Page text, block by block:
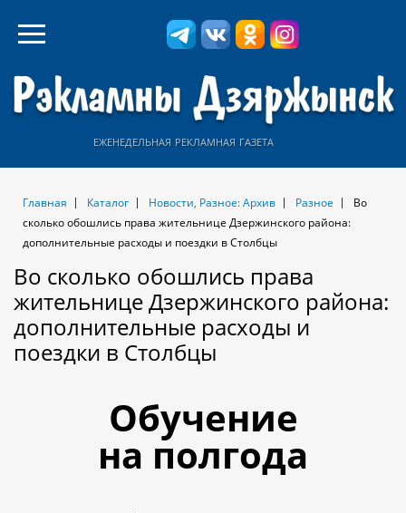
еженедельная рекламная газета
Главная Каталог Новости, Разное: Архив Разное
Во
сколько обошлись права жительнице Дзержинского района:
дополнительные расходы и поездки в Столбцы
Во сколько обошлись права
жительнице Дзержинского района:
дополнительные расходы и
поездки в Столбцы
Обучение
на полгода